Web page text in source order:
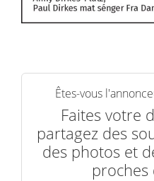
Êtes-vous
Faites votre
partagez des
des photos et